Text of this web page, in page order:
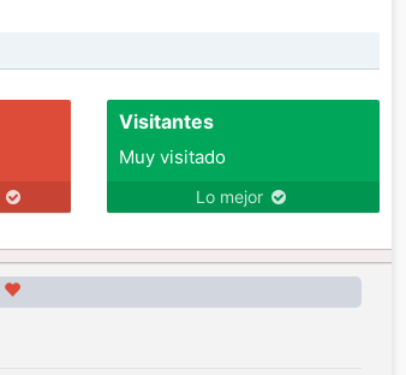
Visitantes
Muy visitado
Lo mejor